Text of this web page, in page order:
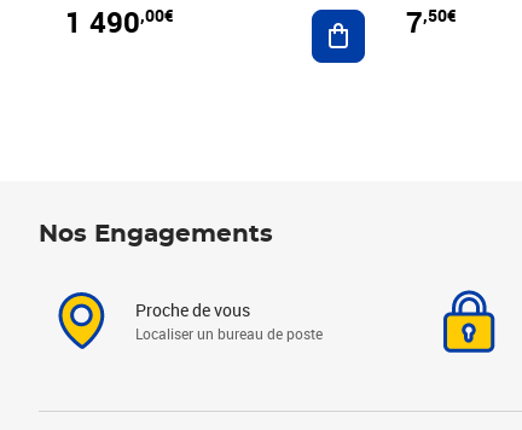
1 490,00€ Ajouter au panier
7,50€
Nos Engagements
Proche de vous
Localiser un bureau de poste